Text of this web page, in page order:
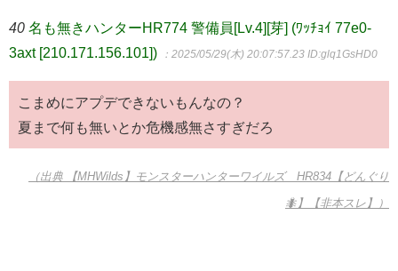
40 名も無きハンターHR774 警備員[Lv.4][芽] (ﾜｯﾁｮｲ 77e0-
3axt [210.171.156.101])
：2025/05/29(木) 20:07:57.23 ID:glq1GsHD0
こまめにアプデできないもんなの？
夏まで何も無いとか危機感無さすぎだろ
（出典 【MHWilds】モンスターハンターワイルズ HR834【どんぐり
🐜】【非本スレ】）